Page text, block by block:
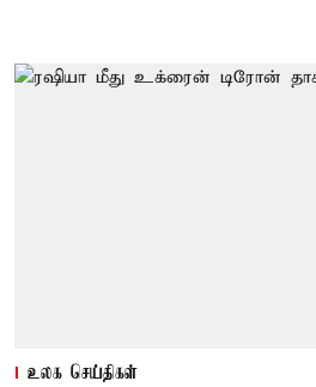
உலக செய்திகள்